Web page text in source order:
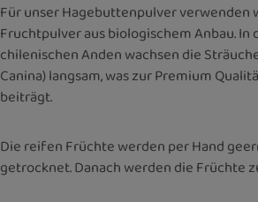
Für unser Hagebuttenpulver verwenden
Fruchtpulver aus biologischem Anbau. In
chilenischen Anden wachsen die
Canina) langsam, was zur Premium
beiträgt.
Die reifen Früchte werden per Hand
getrocknet. Danach werden die Früchte